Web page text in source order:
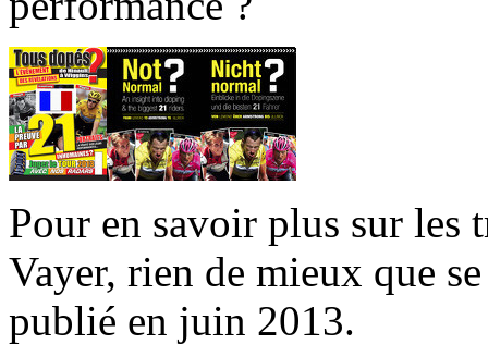
Pour en savoir plus sur les
Vayer, rien de mieux que
publié en juin 2013.